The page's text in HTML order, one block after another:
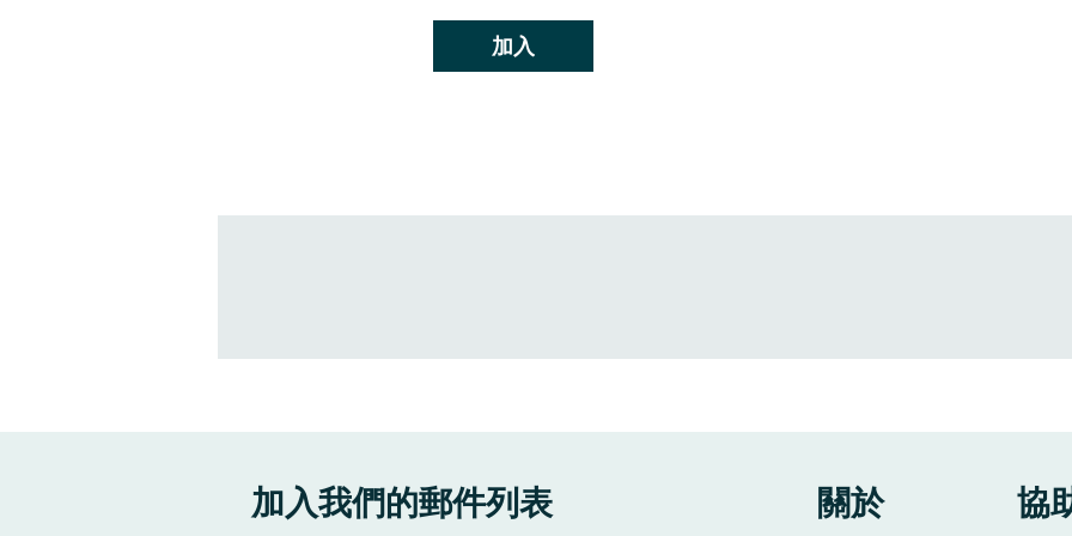
加入
加入我們的郵件列表 ​關於 協